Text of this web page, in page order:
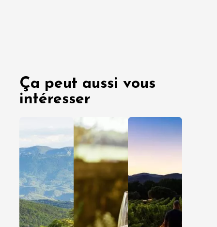
Ça peut aussi vous
intéresser
03 août
2026
En amoureux
Entre amis
Clairette
de Die :
nos idées
d’escales
pour
Cap sur
Rhône